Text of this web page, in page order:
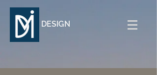
DESIGN